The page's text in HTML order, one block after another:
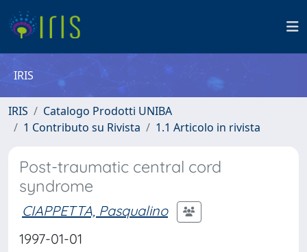
IRIS
IRIS
Catalogo Prodotti UNIBA
1 Contributo su Rivista
1.1 Articolo in rivista
Post-traumatic central cord
syndrome
CIAPPETTA, Pasqualino
1997-01-01